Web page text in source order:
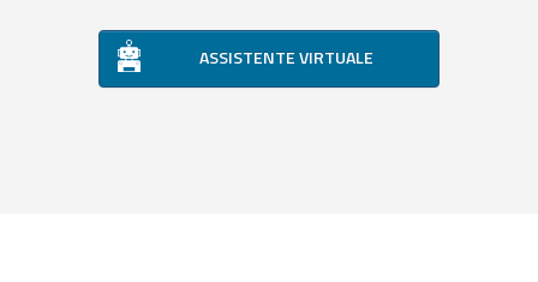
ASSISTENTE VIRTUALE